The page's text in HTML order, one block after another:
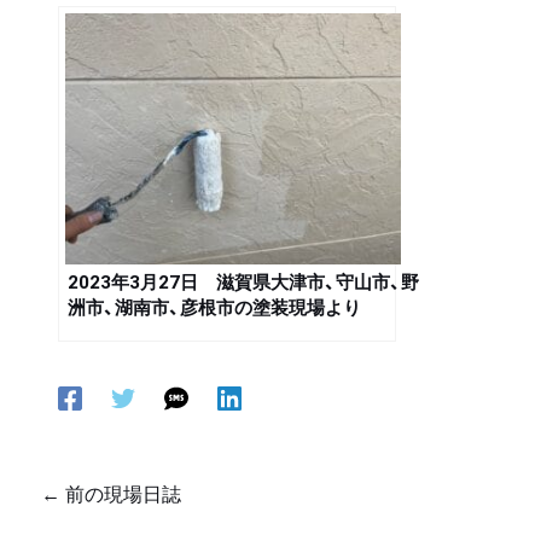
2023年3月27日 滋賀県大津市、守山市、野
洲市、湖南市、彦根市の塗装現場より
← 前の現場日誌